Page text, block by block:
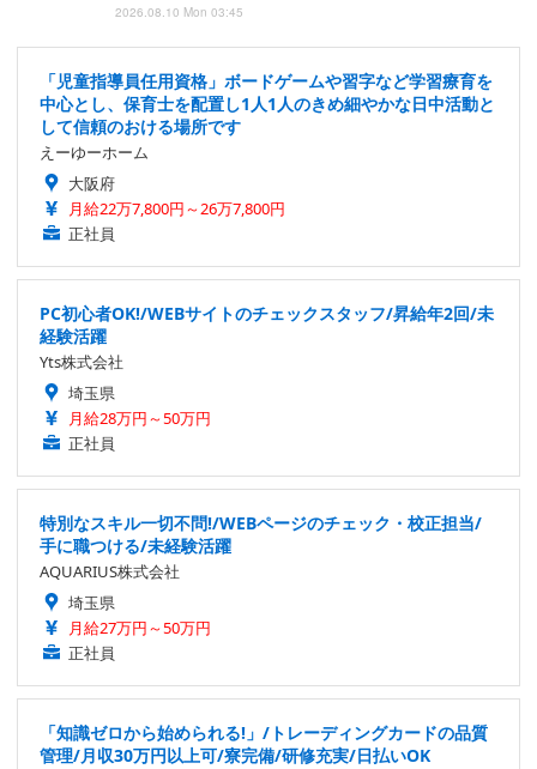
2026.08.10 Mon 03:45
「児童指導員任用資格」ボードゲームや習字など学習療育を
中心とし、保育士を配置し1人1人のきめ細やかな日中活動と
して信頼のおける場所です
えーゆーホーム
大阪府
月給22万7,800円～26万7,800円
正社員
PC初心者OK!/WEBサイトのチェックスタッフ/昇給年2回/未
経験活躍
Yts株式会社
埼玉県
月給28万円～50万円
正社員
特別なスキル一切不問!/WEBページのチェック・校正担当/
手に職つける/未経験活躍
AQUARIUS株式会社
埼玉県
月給27万円～50万円
正社員
「知識ゼロから始められる!」/トレーディングカードの品質
管理/月収30万円以上可/寮完備/研修充実/日払いOK